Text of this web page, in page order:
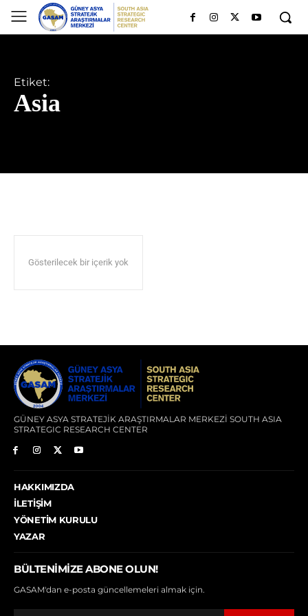
Etiket:
Asia
Gösterilecek bir içerik yok
GÜNEY ASYA STRATEJİK ARAŞTIRMALAR MERKEZİ SOUTH ASIA
STRATEGIC RESEARCH CENTER
HAKKIMIZDA
İLETIŞIM
YÖNETIM KURULU
YAZAR
BÜLTENIMIZE ABONE OLUN!
GASAM'dan e-posta güncellemeleri almak için.